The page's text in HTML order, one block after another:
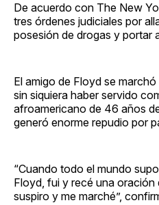
De acuerdo con The New
tres órdenes judiciales por
posesión de drogas y portar
El amigo de Floyd se
sin siquiera haber servido
afroamericano de 46 años
generó enorme repudio por
“Cuando todo el mundo
Floyd, fui y recé una oración
suspiro y me marché”,